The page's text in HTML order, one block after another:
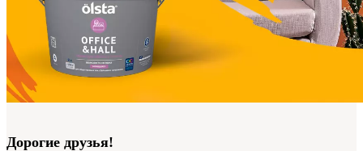
Дорогие друзья!